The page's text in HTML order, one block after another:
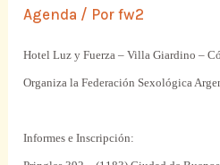
Agenda / Porfw2
Hotel Luz y Fuerza – Villa Giardino –
Organiza la Federación Sexológica
Informes e Inscripción: